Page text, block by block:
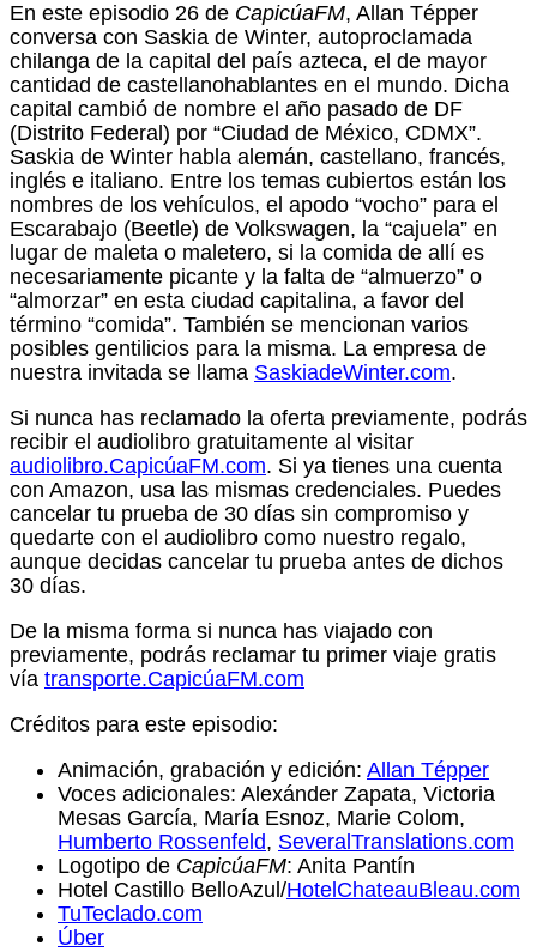
En este episodio 26 de CapicúaFM, Allan Tépper
conversa con Saskia de Winter, autoproclamada
chilanga de la capital del país azteca, el de mayor
cantidad de castellanohablantes en el mundo. Dicha
capital cambió de nombre el año pasado de DF
(Distrito Federal) por “Ciudad de México, CDMX”.
Saskia de Winter habla alemán, castellano, francés,
inglés e italiano. Entre los temas cubiertos están los
nombres de los vehículos, el apodo “vocho” para el
Escarabajo (Beetle) de Volkswagen, la “cajuela” en
lugar de maleta o maletero, si la comida de allí es
necesariamente picante y la falta de “almuerzo” o
“almorzar” en esta ciudad capitalina, a favor del
término “comida”. También se mencionan varios
posibles gentilicios para la misma. La empresa de
nuestra invitada se llama SaskiadeWinter.com.
Si nunca has reclamado la oferta previamente, podrás
recibir el audiolibro gratuitamente al visitar
audiolibro.CapicúaFM.com. Si ya tienes una cuenta
con Amazon, usa las mismas credenciales. Puedes
cancelar tu prueba de 30 días sin compromiso y
quedarte con el audiolibro como nuestro regalo,
aunque decidas cancelar tu prueba antes de dichos
30 días.
De la misma forma si nunca has viajado con
previamente, podrás reclamar tu primer viaje gratis
vía transporte.CapicúaFM.com
Créditos para este episodio:
Animación, grabación y edición: Allan Tépper
Voces adicionales: Alexánder Zapata, Victoria
Mesas García, María Esnoz, Marie Colom,
Humberto Rossenfeld, SeveralTranslations.com
Logotipo de CapicúaFM: Anita Pantín
Hotel Castillo BelloAzul/HotelChateauBleau.com
TuTeclado.com
Úber